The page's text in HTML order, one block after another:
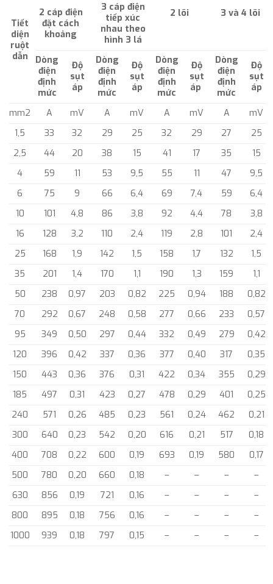
Tiết
diện
ruột
dẫn
2 lõi 3 và 4 lõi
2 cáp điện
đặt cách
khoảng
3 cáp điện
tiếp xúc
nhau theo
hình 3 lá
Dòng
điện
định
mức
Độ
sụt
áp
Dòng
điện
định
mức
Độ
sụt
áp
Dòng
điện
định
mức
Độ
sụt
áp
Dòng
điện
định
mức
Độ
sụt
áp
mm2 A mV A mV A mV A
mV
1,5
33 32 29 25 32 29 27
25
2,5
44 20 38 15 41 17 35
15
4
59 11 53 9,5 55 11 47
9,5
6
75 9 66 6,4 69 7,4 59
6,4
10
101 4,8 86 3,8 92 4,4 78
3,8
16
128 3,2 110 2,4 119 2,8 101
2,4
25
168 1,9 142 1,5 158 1,7 132
1,5
35
201 1,4 170 1,1 190 1,3 159
1,1
50
238 0,97 203 0,82 225 0,94 188
0,82
70
292 0,67 248 0,58 277 0,66 233
0,57
95
349 0,50 297 0,44 332 0,49 279
0,42
120
396 0,42 337 0,36 377 0,40 317
0,35
150
443 0,36 376 0,31 422 0,34 355
0,29
185
497 0,31 423 0,27 478 0,29 401
0,25
240
571 0,26 485 0,23 561 0,24 462
0,21
300
640 0,23 542 0,20 616 0,21 517
0,18
400
708 0,22 600 0,19 693 0,19 580
0,17
500
780 0,20 660 0,18 – – –
–
630
856 0,19 721 0,16 – – –
–
800
895 0,18 756 0,16 – – –
–
1000
939 0,18 797 0,15 – – – –